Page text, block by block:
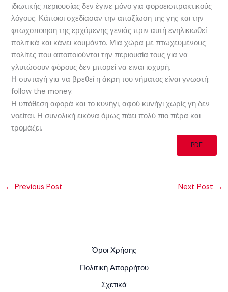
ιδιωτικής περιουσίας δεν έγινε μόνο για φοροεισπρακτικούς
λόγους. Κάποιοι σχεδίασαν την απαξίωση της γης και την
φτωχοποιηση της ερχόμενης γενιάς πριν αυτή ενηλικιωθεί
πολιτικά και κάνει κουμάντο. Μια χώρα με πτωχευμένους
πολίτες που αποποιούνται την περιουσία τους για να
γλυτώσουν φόρους δεν μπορεί να ειναι ισχυρή.
Η συνταγή για να βρεθεί η άκρη του νήματος είναι γνωστή:
follow the money.
Η υπόθεση αφορά και το κυνήγι, αφού κυνήγι χωρίς γη δεν
νοείται. Η συνολική εικόνα όμως πάει πολύ πιο πέρα και
τρομάζει.
PDF
← Previous Post Next Post →
Όροι Χρήσης
Πολιτική Απορρήτου
Σχετικά